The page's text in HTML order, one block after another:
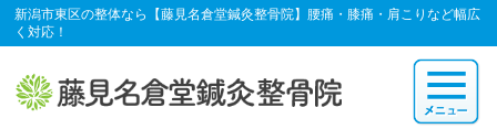
新潟市東区の整体なら【藤見名倉堂鍼灸整骨院】腰痛・膝痛・肩こりなど幅広
く対応！